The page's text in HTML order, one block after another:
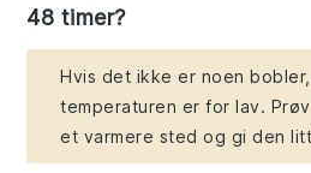
48 timer?
Hvis det ikke er noen
temperaturen er for lav.
et varmere sted og gi den